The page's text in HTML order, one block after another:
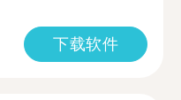
下载软件